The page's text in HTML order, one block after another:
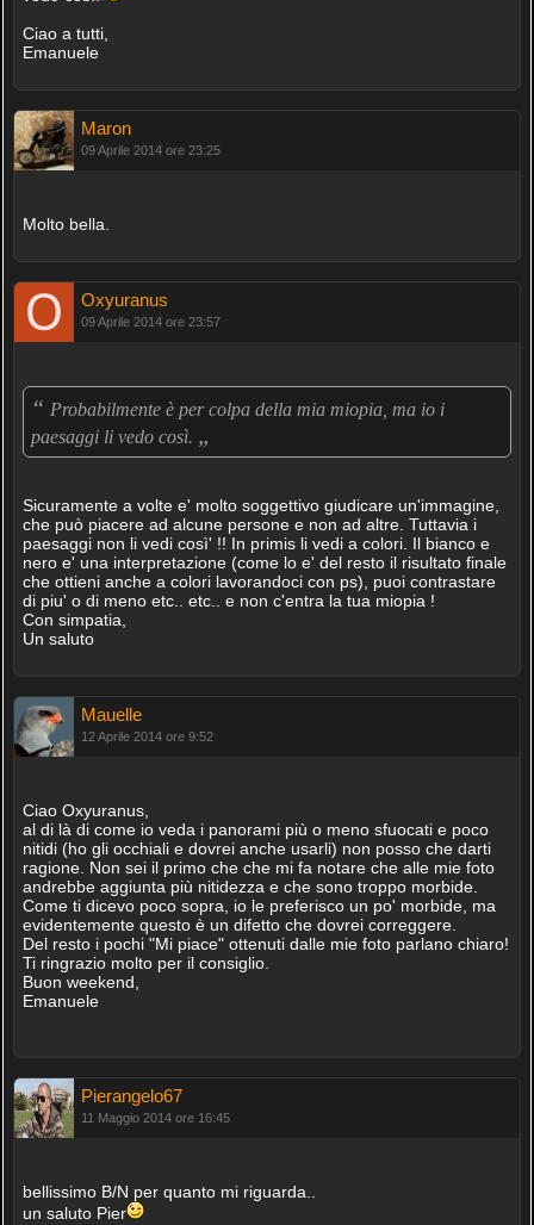
Ciao a tutti,
Emanuele
Maron
09 Aprile 2014 ore 23:25
Molto bella.
Oxyuranus
09 Aprile 2014 ore 23:57
“ Probabilmente è per colpa della mia miopia, ma io i
paesaggi li vedo così. „
Sicuramente a volte e' molto soggettivo giudicare un'immagine,
che può piacere ad alcune persone e non ad altre. Tuttavia i
paesaggi non li vedi così' !! In primis li vedi a colori. Il bianco e
nero e' una interpretazione (come lo e' del resto il risultato finale
che ottieni anche a colori lavorandoci con ps), puoi contrastare
di piu' o di meno etc.. etc.. e non c'entra la tua miopia !
Con simpatia,
Un saluto
Mauelle
12 Aprile 2014 ore 9:52
Ciao Oxyuranus,
al di là di come io veda i panorami più o meno sfuocati e poco
nitidi (ho gli occhiali e dovrei anche usarli) non posso che darti
ragione. Non sei il primo che che mi fa notare che alle mie foto
andrebbe aggiunta più nitidezza e che sono troppo morbide.
Come ti dicevo poco sopra, io le preferisco un po' morbide, ma
evidentemente questo è un difetto che dovrei correggere.
Del resto i pochi "Mi piace" ottenuti dalle mie foto parlano chiaro!
Ti ringrazio molto per il consiglio.
Buon weekend,
Emanuele
Pierangelo67
11 Maggio 2014 ore 16:45
bellissimo B/N per quanto mi riguarda..
un saluto Pier